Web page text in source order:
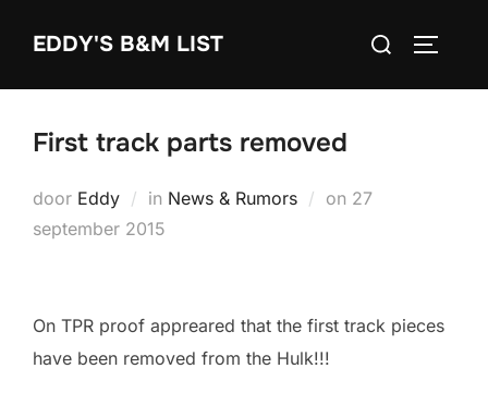
EDDY'S B&M LIST
Zoek
First track parts removed
door Eddy in News & Rumors on Geplaatst
27
september 2015
On TPR proof appreared that the first track pieces
have been removed from the Hulk!!!